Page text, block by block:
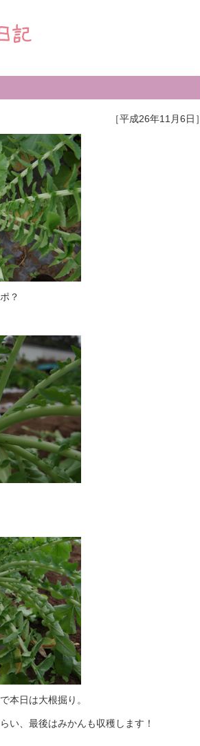
［平成26年11月6日］
？
本日は大根掘り。
い、最後はみかんも収穫します！